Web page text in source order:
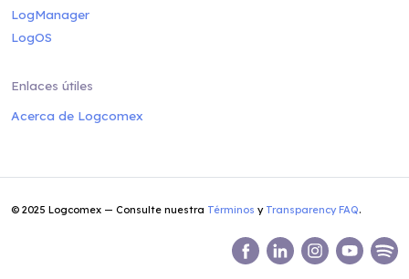
LogManager
LogOS
Enlaces útiles
Acerca de Logcomex
© 2025 Logcomex — Consulte nuestra Términos y Transparency FAQ.